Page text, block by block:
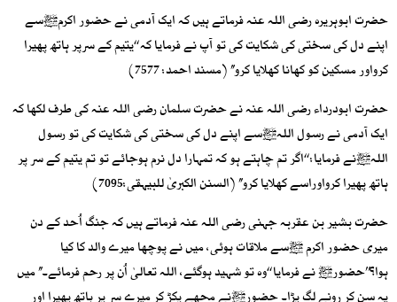
حضرت ابوہریرہ رضی اللہ عنہ فرماتے ہیں کہ ایک آدمی نے حضور اکرمﷺسے
اپنے دل کی سختی کی شکایت کی تو آپ نے فرمایا کہ ‘‘یتیم کے سرپر ہاتھ پھیرا
کرواور مسکین کو کھانا کھلایا کرو’’ (مسند احمد: 7577)
حضرت ابودرداء رضی اللہ عنہ نے حضرت سلمان رضی اللہ عنہ کی طرف لکھا کہ
ایک آدمی نے رسول اللہﷺسے اپنے دل کی سختی کی شکایت کی تو رسول
اللہﷺنے فرمایا: ‘‘اگر تم چاہتے ہو کہ تمہارا دل نرم ہوجائے تو تم یتیم کے سر پر
ہاتھ پھیرا کرواوراسے کھلایا کرو’’ (السنن الکبریٰ للبیہقی:7095)
حضرت بشیر بن عقربہ جہنی رضی اللہ عنہ فرماتے ہیں کہ جنگ اُحد کے دن
میری حضور اکرم ﷺسے ملاقات ہوئی، میں نے پوچھا میرے والد کا کیا
ہوا؟’’حضورﷺ نے فرمایا ‘‘وہ تو شہید ہوگئے، اللہ تعالیٰ اُن پر رحم فرمائے۔’’ میں